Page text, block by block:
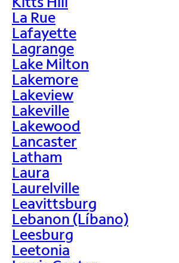
La Rue
Lafayette
Lagrange
Lake Milton
Lakemore
Lakeview
Lakeville
Lakewood
Lancaster
Latham
Laura
Laurelville
Leavittsburg
Lebanon (Líbano)
Leesburg
Leetonia